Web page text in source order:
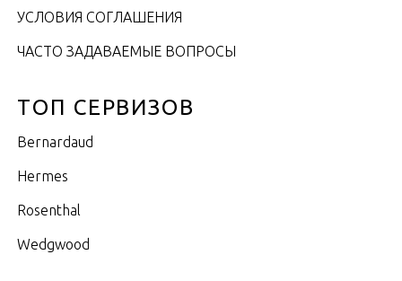
УСЛОВИЯ СОГЛАШЕНИЯ
ЧАСТО ЗАДАВАЕМЫЕ ВОПРОСЫ
ТОП СЕРВИЗОВ
Bernardaud
Hermes
Rosenthal
Wedgwood